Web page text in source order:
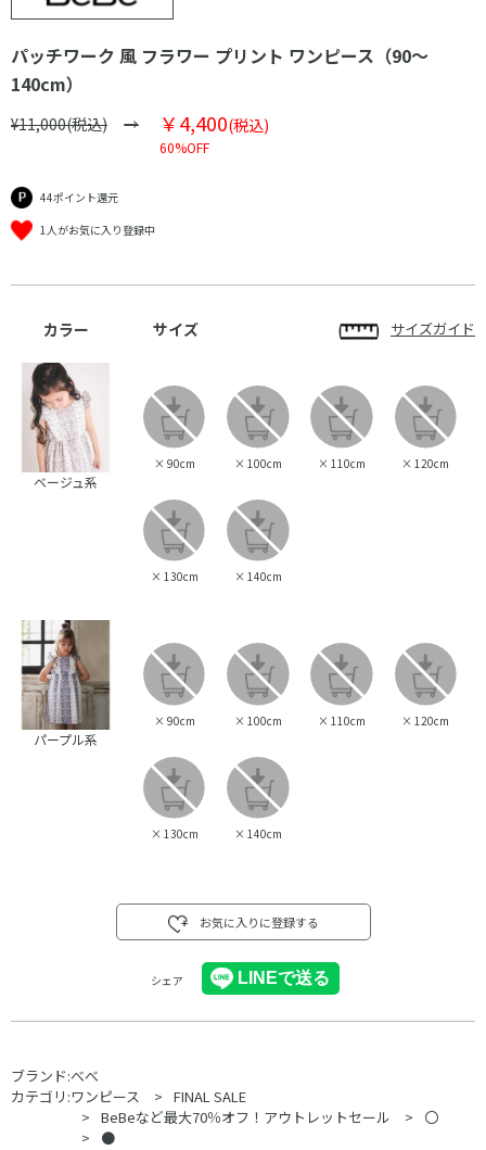
パッチワーク 風 フラワー プリント ワンピース（90～
140cm）
¥11,000(税込) ￥4,400(税込)
60%OFF
44ポイント還元
1人がお気に入り登録中
カラー サイズ サイズガイド
ベージュ系
× 90cm × 100cm × 110cm × 120cm
× 130cm × 140cm
パープル系
× 90cm × 100cm × 110cm × 120cm
× 130cm × 140cm
お気に入りに登録する
シェア
ブランド:べべ
カテゴリ:ワンピース
FINAL SALE
BeBeなど最大70％オフ！アウトレットセール
〇
●